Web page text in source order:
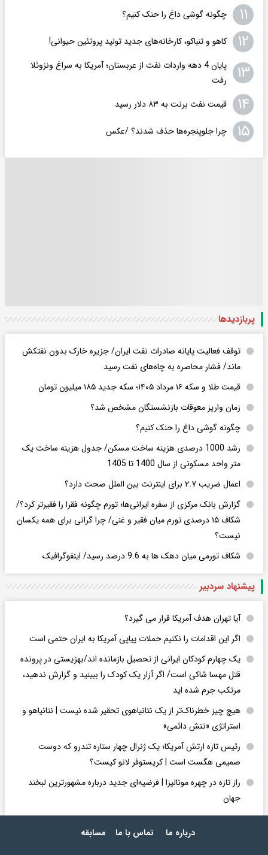
۱۱ چگونه گوشی داغ را حنک کنیم؟
۱۲ کاهو و تنباکو، کارخانه‌های جدید تولید پروتئین حیوانی!
۱۳
پایان 4 دهه واردات نفت از عربستان؛ آمریکا به سراغ ونزوئلا
رفت
۱۴ قیمت نفت برنت به ۸۳ دلار رسید
۱۵ چرا جلوپنجره‌ها حذف شدند؟ /عکس
پربازدید‌ها
توقف فعالیت پایانه صادرات نفت ایران/ جزیره خارک بدون نفتکش
ماند/ فشار محاصره به چاه‌های نفت رسید
قیمت طلا و سکه ۱۶ مرداد ۱۴۰۵؛ سکه جدید ١٨۵ میلیون تومان
زمان واریز معوقات بازنشستگان مشخص شد؟
چگونه گوشی داغ را حنک کنیم؟
رشد 1000 درصدی هزینه ساخت مسکن/ جدول هزینه ساخت یک
متر واحد مسکونی از سال 1400 تا 1405
اعمال ضریب ۲.۷ برای اینترنت بین الملل صحت دارد؟
گزارش بانک مرکزی از سفره ایرانی‌ها؛ تورم چگونه فقرا را فقیرتر کرد؟/
شکاف ۱۵ درصدی تورم میان فقیر و غنی/ چرا گرانی برای همه یکسان
نیست؟
شکاف تورمی میان دهک ها به 9.6 درصد رسید/ اینفوگرافیک
پیشنهاد سردبیر
آیا تهران هدف آمریکا قرار می گیرد؟
اگر این اقدامات را نکنیم حملات پیاپی آمریکا به ایران حتمی است
یک چهارم کودکان ایرانی از تحصیل بازمانده اند/بهزیستی در پرونده
قتل مهسا شاکی است/ اگر آزار یک کودک را ببینید و گزارش ندهید،
مرتکب جرم شده اید
هیچ چیز خطرناک‌تر از یک نتانیاهوی تحقیر شده نیست | نتانیاهو و
استراتژی «تنش دائمی»
رئیس تازه ارتش آمریکا؛ یک ژنرال چهار ستاره تندرو که دوست
صمیمی هگست است | کریستوفر لانو کیست؟
راز تازه در چهره مونالیزا | فرضیه‌ای جدید درباره مشهورترین لبخند
جهان
درباره ما تماس با ما مسابقه